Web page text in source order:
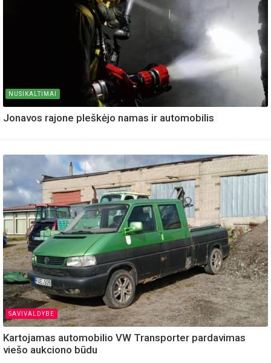
NUSIKALTIMAI
Jonavos rajone pleškėjo namas ir automobilis
SAVIVALDYBE
Kartojamas automobilio VW Transporter pardavimas
viešo aukciono būdu